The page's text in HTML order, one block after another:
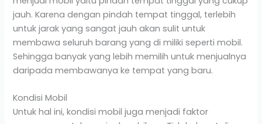
jauh. Karena dengan pindah tempat tinggal, terlebih
untuk jarak yang sangat jauh akan sulit untuk
membawa seluruh barang yang di miliki seperti mobil.
Sehingga banyak yang lebih memilih untuk menjualnya
daripada membawanya ke tempat yang baru.
Kondisi Mobil
Untuk hal ini, kondisi mobil juga menjadi faktor